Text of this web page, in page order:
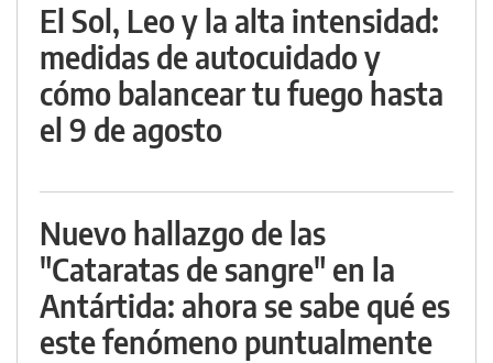
El Sol, Leo y la alta intensidad:
medidas de autocuidado y
cómo balancear tu fuego hasta
el 9 de agosto
Nuevo hallazgo de las
"Cataratas de sangre" en la
Antártida: ahora se sabe qué es
este fenómeno puntualmente